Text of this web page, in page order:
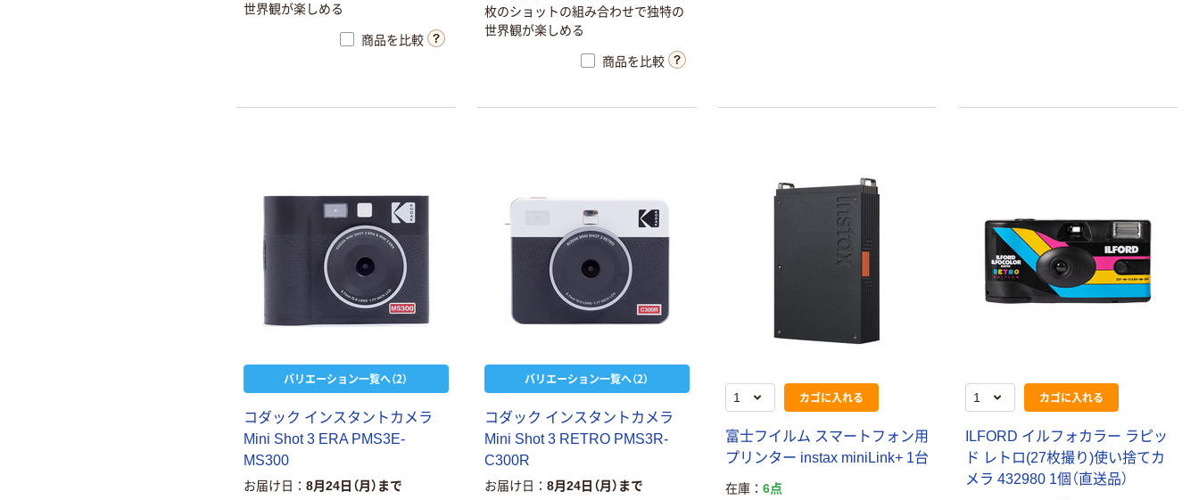
世界観が楽しめる
商品を比較
枚のショットの組み合わせで独特の
世界観が楽しめる
商品を比較
バリエーション一覧へ（2）
コダック インスタントカメラ
Mini Shot 3 ERA PMS3E-
MS300
お届け日 8月24日（月）まで
バリエーション一覧へ（2）
コダック インスタントカメラ
Mini Shot 3 RETRO PMS3R-
C300R
お届け日 8月24日（月）まで
カゴに入れる
富士フイルム スマートフォン用
プリンター instax miniLink+ 1台
在庫
6点
カゴに入れる
ILFORD イルフォカラー ラピッ
ド レトロ(27枚撮り)使い捨てカ
メラ 432980 1個（直送品）